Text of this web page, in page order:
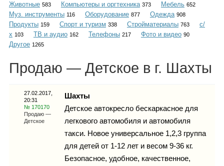
Объявления
Гороскоп
Животные 583 Компьютеры и оргтехника 373 Мебель 652
Муз. инструменты 116 Оборудование 877 Одежда 908
Продукты 159 Спорт и туризм 338 Стройматериалы 763
с/
х 103 ТВ и аудио 162 Телефоны 217 Фото и видео 90
Другое 1265
Продаю — Детское в г. Шахты
27.02.2017,
20:31
№ 170170
Продаю —
Детское
Шахты
Детское автокресло бескаркасное для
легкового автомобиля и автомобиля
такси. Новое универсальное 1,2,3 группа
для детей от 1-12 лет и весом 9-36 кг.
Безопасное, удобное, качественное,